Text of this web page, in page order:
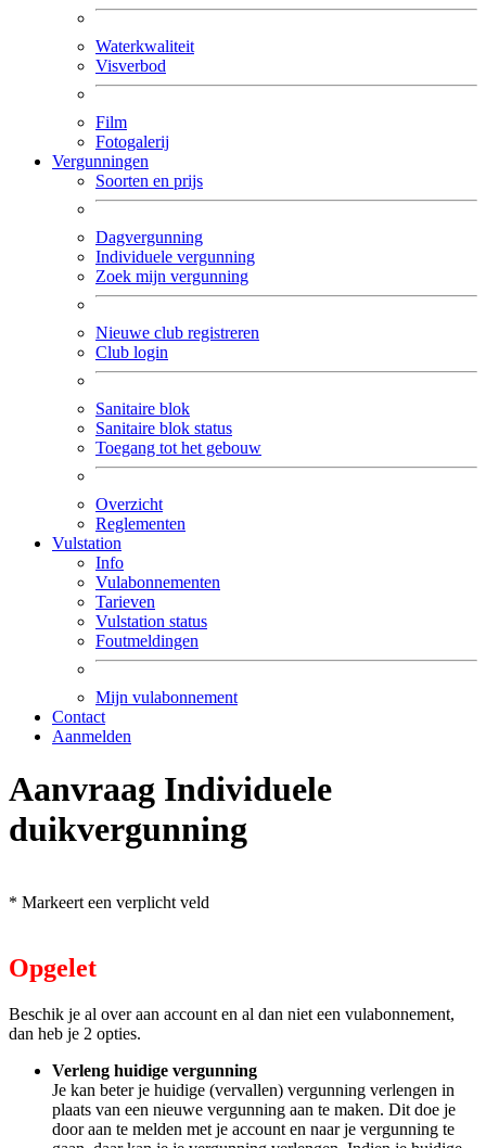
Waterkwaliteit
Visverbod
Film
Fotogalerij
Vergunningen
Soorten en prijs
Dagvergunning
Individuele vergunning
Zoek mijn vergunning
Nieuwe club registreren
Club login
Sanitaire blok
Sanitaire blok status
Toegang tot het gebouw
Overzicht
Reglementen
Vulstation
Info
Vulabonnementen
Tarieven
Vulstation status
Foutmeldingen
Mijn vulabonnement
Contact
Aanmelden
Aanvraag Individuele
duikvergunning
* Markeert een verplicht veld
Opgelet
Beschik je al over aan account en al dan niet een vulabonnement,
dan heb je 2 opties.
Verleng huidige vergunning
Je kan beter je huidige (vervallen) vergunning verlengen in
plaats van een nieuwe vergunning aan te maken. Dit doe je
door aan te melden met je account en naar je vergunning te